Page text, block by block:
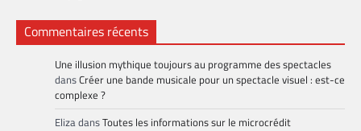
Commentaires récents
Une illusion mythique toujours au programme des spectacles
dansCréer une bande musicale pour un spectacle visuel : est-ce
complexe ?
ElizadansToutes les informations sur le microcrédit